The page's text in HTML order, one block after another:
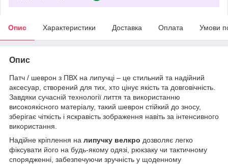
Опис Характеристики Доставка Оплата Умови
Опис
Патч / шеврон з ПВХ на липучці – це стильний та надійний
аксесуар, створений для тих, хто цінує якість та довговічність.
Завдяки сучасній технології лиття та використанню
високоякісного матеріалу, такий шеврон стійкий до зносу,
зберігає чіткість і яскравість зображення навіть за інтенсивного
використання.
Надійне кріплення на липучку велкро дозволяє легко
фіксувати його на будь-якому одязі, рюкзаку чи тактичному
спорядженні, забезпечуючи зручність у щоденному